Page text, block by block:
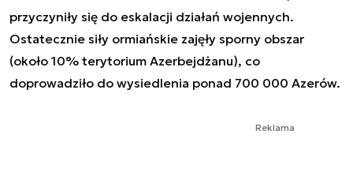
przyczyniły się do eskalacji działań wojennych.
Ostatecznie siły ormiańskie zajęły sporny obszar
(około 10% terytorium Azerbejdżanu), co
doprowadziło do wysiedlenia ponad 700 000 Azerów.
Reklama